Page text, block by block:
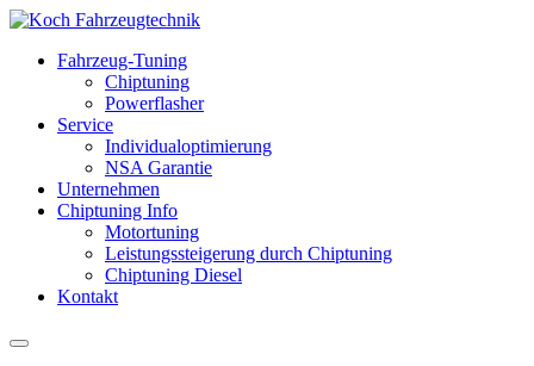
Fahrzeug-Tuning
Chiptuning
Powerflasher
Service
Individualoptimierung
NSA Garantie
Unternehmen
Chiptuning Info
Motortuning
Leistungssteigerung durch Chiptuning
Chiptuning Diesel
Kontakt